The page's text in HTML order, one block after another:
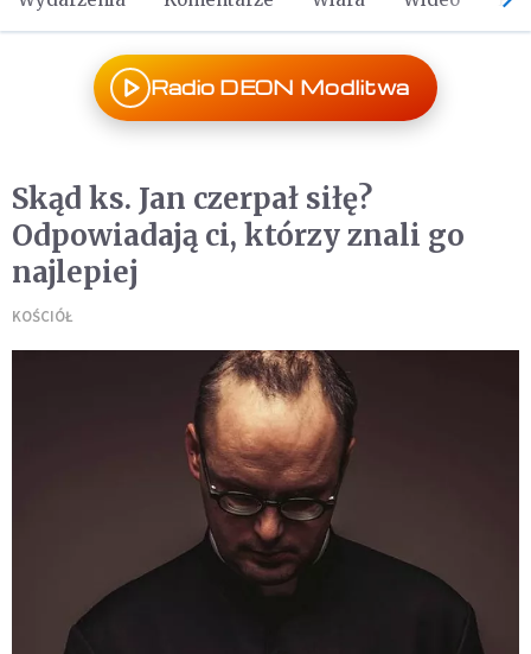
Radio DEON Modlitwa
Skąd ks. Jan czerpał siłę?
Odpowiadają ci, którzy znali go
najlepiej
KOŚCIÓŁ